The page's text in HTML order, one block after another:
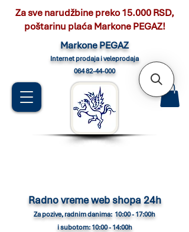
Markone PEGAZ
Internet prodaja i veleprodaja
064 82-44-000
Radno vreme web shopa 24h
Za pozive, radnim danima: 10:00 - 17:00h
i subotom: 10:00 - 14:00h
Za sve narudžbine preko 15.000 RSD,
poštarinu plaća Markone PEGAZ!